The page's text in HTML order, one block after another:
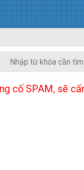
cố SPAM, sẽ